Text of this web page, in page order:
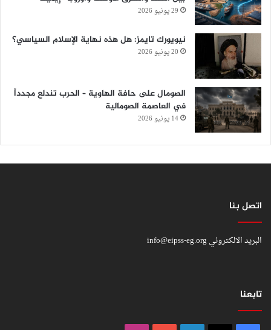
29 يونيو 2026
نيويورك تايمز: هل هذه نهاية الإسلام السياسي؟
20 يونيو 2026
الصومال على حافة الهاوية – الحرب تندلع مجدداً
في العاصمة الصومالية
14 يونيو 2026
اتصل بنا
البريد الالكترونيinfo@eipss-eg.org
تابعنا